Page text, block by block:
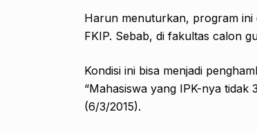
Harun menuturkan, program ini
FKIP. Sebab, di fakultas calon
Kondisi ini bisa menjadi
“Mahasiswa yang IPK-nya tidak
(6/3/2015).